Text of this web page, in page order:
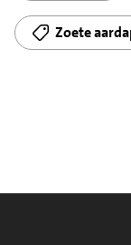
Zoete